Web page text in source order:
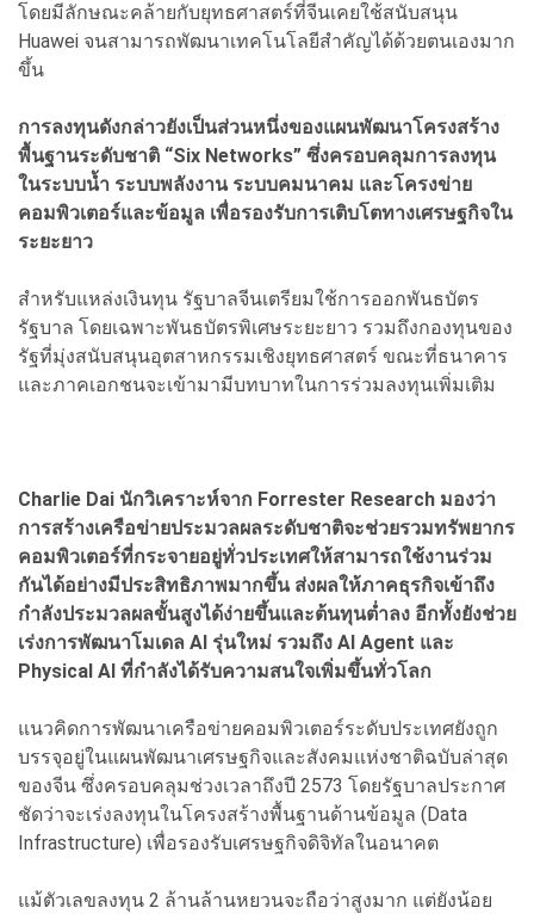
โดยมีลักษณะคล้ายกับยุทธศาสตร์ที่จีนเคยใช้สนับสนุน
Huawei จนสามารถพัฒนาเทคโนโลยีสำคัญได้ด้วยตนเองมาก
ขึ้น
การลงทุนดังกล่าวยังเป็นส่วนหนึ่งของแผนพัฒนาโครงสร้าง
พื้นฐานระดับชาติ “Six Networks” ซึ่งครอบคลุมการลงทุน
ในระบบน้ำ ระบบพลังงาน ระบบคมนาคม และโครงข่าย
คอมพิวเตอร์และข้อมูล เพื่อรองรับการเติบโตทางเศรษฐกิจใน
ระยะยาว
สำหรับแหล่งเงินทุน รัฐบาลจีนเตรียมใช้การออกพันธบัตร
รัฐบาล โดยเฉพาะพันธบัตรพิเศษระยะยาว รวมถึงกองทุนของ
รัฐที่มุ่งสนับสนุนอุตสาหกรรมเชิงยุทธศาสตร์ ขณะที่ธนาคาร
และภาคเอกชนจะเข้ามามีบทบาทในการร่วมลงทุนเพิ่มเติม
Charlie Dai นักวิเคราะห์จาก Forrester Research มองว่า
การสร้างเครือข่ายประมวลผลระดับชาติจะช่วยรวมทรัพยากร
คอมพิวเตอร์ที่กระจายอยู่ทั่วประเทศให้สามารถใช้งานร่วม
กันได้อย่างมีประสิทธิภาพมากขึ้น ส่งผลให้ภาคธุรกิจเข้าถึง
กำลังประมวลผลขั้นสูงได้ง่ายขึ้นและต้นทุนต่ำลง อีกทั้งยังช่วย
เร่งการพัฒนาโมเดล AI รุ่นใหม่ รวมถึง AI Agent และ
Physical AI ที่กำลังได้รับความสนใจเพิ่มขึ้นทั่วโลก
แนวคิดการพัฒนาเครือข่ายคอมพิวเตอร์ระดับประเทศยังถูก
บรรจุอยู่ในแผนพัฒนาเศรษฐกิจและสังคมแห่งชาติฉบับล่าสุด
ของจีน ซึ่งครอบคลุมช่วงเวลาถึงปี 2573 โดยรัฐบาลประกาศ
ชัดว่าจะเร่งลงทุนในโครงสร้างพื้นฐานด้านข้อมูล (Data
Infrastructure) เพื่อรองรับเศรษฐกิจดิจิทัลในอนาคต
แม้ตัวเลขลงทุน 2 ล้านล้านหยวนจะถือว่าสูงมาก แต่ยังน้อย